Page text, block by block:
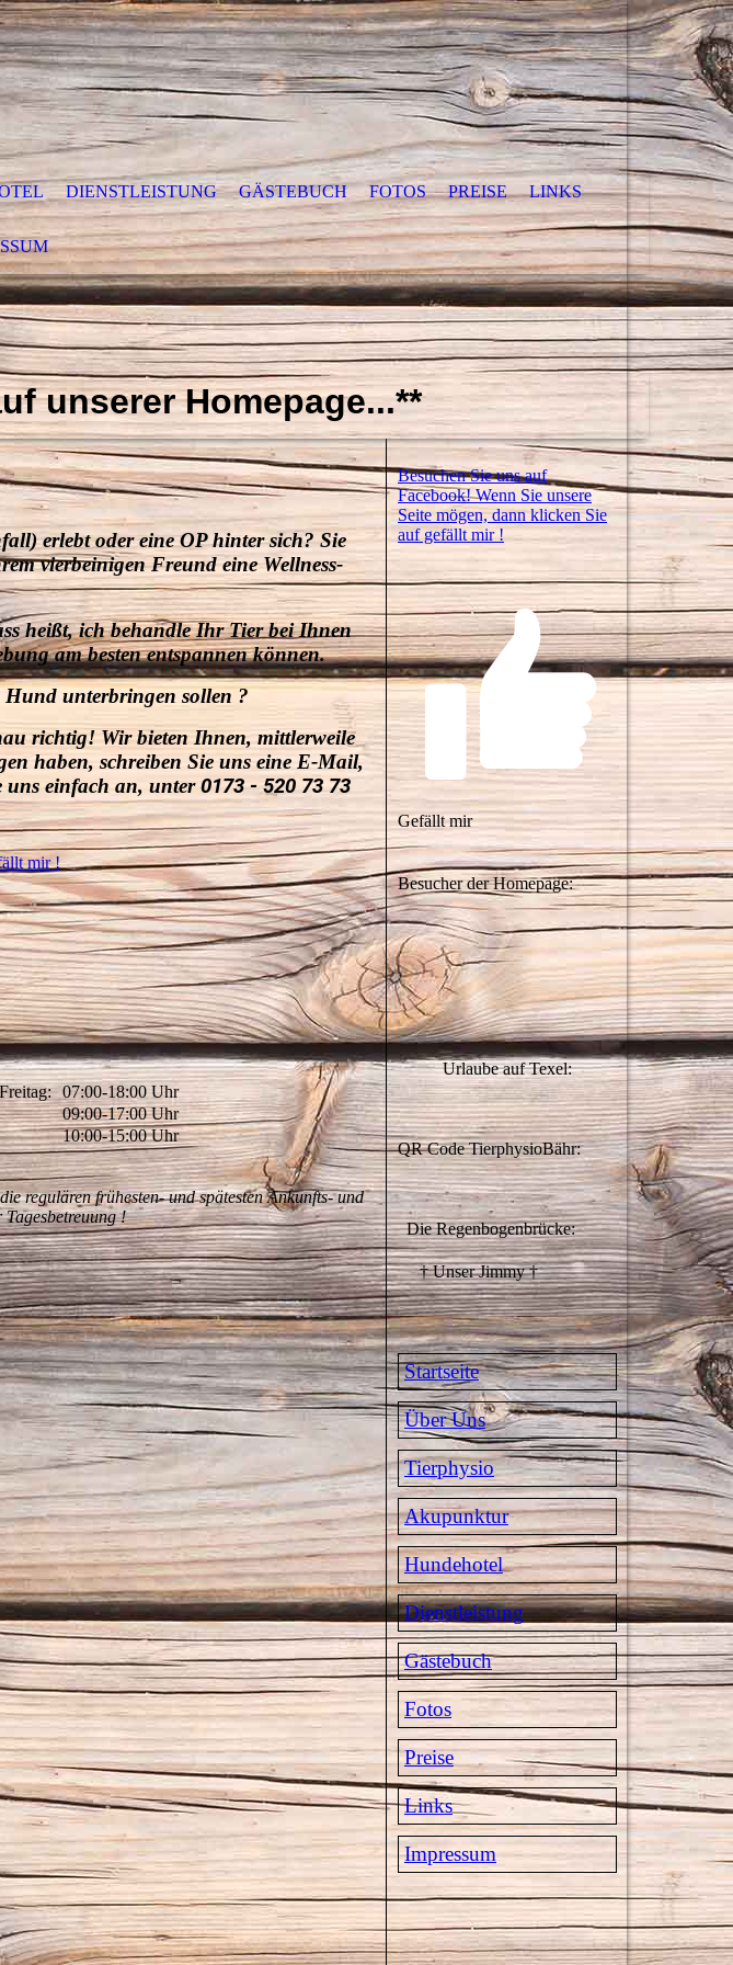
DIENSTLEISTUNG GÄSTEBUCH FOTOS PREISE LINKS
unserer Homepage...**
erlebt oder eine OP hinter sich? Sie
vierbeinigen Freund eine Wellness-
heißt, ich behandle Ihr Tier bei Ihnen
am besten entspannen können.
unterbringen sollen ?
richtig! Wir bieten Ihnen, mittlerweile
haben, schreiben Sie uns eine E-Mail,
uns einfachan, unter0173 - 520 73 73
mir !
07:00-18:00 Uhr
09:00-17:00Uhr
10:00-15:00Uhr
regulären frühesten- und spätesten Ankunfts- und
!
Besuchen Sie uns auf
Facebook! Wenn Sie unsere
Seite mögen, dann klicken Sie
auf gefällt mir !
Gefällt mir
Besucher der Homepage:
Urlaube auf Texel:
QR Code TierphysioBähr:
Die Regenbogenbrücke:
† Unser Jimmy †
Startseite
Über Uns
Tierphysio
Akupunktur
Hundehotel
Dienstleistung
Gästebuch
Fotos
Preise
Links
Impressum